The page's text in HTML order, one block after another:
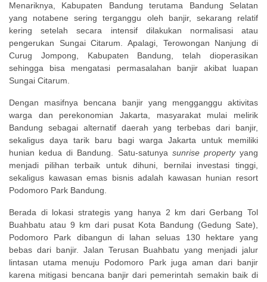
Menariknya, Kabupaten Bandung terutama Bandung Selatan
yang notabene sering terganggu oleh banjir, sekarang relatif
kering setelah secara intensif dilakukan normalisasi atau
pengerukan Sungai Citarum. Apalagi, Terowongan Nanjung di
Curug Jompong, Kabupaten Bandung, telah dioperasikan
sehingga bisa mengatasi permasalahan banjir akibat luapan
Sungai Citarum.
Dengan masifnya bencana banjir yang mengganggu aktivitas
warga dan perekonomian Jakarta, masyarakat mulai melirik
Bandung sebagai alternatif daerah yang terbebas dari banjir,
sekaligus daya tarik baru bagi warga Jakarta untuk memiliki
hunian kedua di Bandung. Satu-satunya sunrise propertyyang
menjadi pilihan terbaik untuk dihuni, bernilai investasi tinggi,
sekaligus kawasan emas bisnis adalah kawasan hunian resort
Podomoro Park Bandung.
Berada di lokasi strategis yang hanya 2 km dari Gerbang Tol
Buahbatu atau 9 km dari pusat Kota Bandung (Gedung Sate),
Podomoro Park dibangun di lahan seluas 130 hektare yang
bebas dari banjir. Jalan Terusan Buahbatu yang menjadi jalur
lintasan utama menuju Podomoro Park juga aman dari banjir
karena mitigasi bencana banjir dari pemerintah semakin baik di